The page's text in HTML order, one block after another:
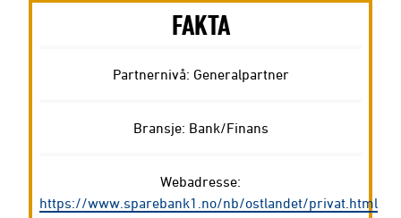
FAKTA
Partnernivå: Generalpartner
Bransje: Bank/Finans
Webadresse:
https://www.sparebank1.no/nb/ostlandet/privat.html